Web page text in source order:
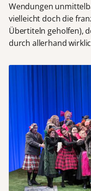
Wendungen
vielleicht doch die
Übertiteln geholfen),
durch allerhand